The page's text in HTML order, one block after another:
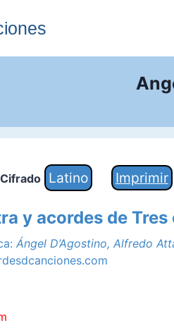
Cifrado Latino Imprimir
y acordes de Tres
Ángel D’Agostino, Alfredo